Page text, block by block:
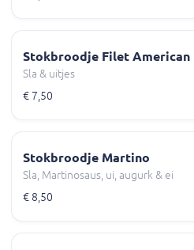
Stokbroodje Filet American
Sla & uitjes
€ 7,50
Stokbroodje Martino
Sla, Martinosaus, ui, augurk & ei
€ 8,50